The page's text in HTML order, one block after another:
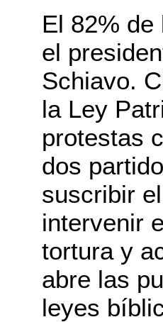
El 82%
el
Schiavo.
la Ley
protestas
dos
suscribir
intervenir
tortura y
abre las
leyes